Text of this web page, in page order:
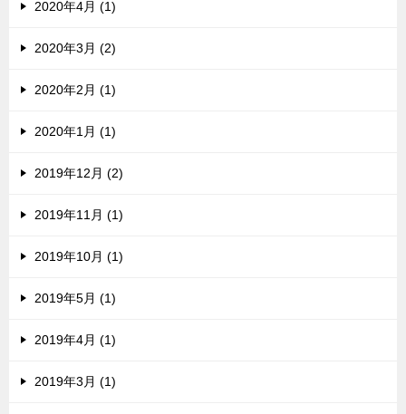
2020年4月 (1)
2020年3月 (2)
2020年2月 (1)
2020年1月 (1)
2019年12月 (2)
2019年11月 (1)
2019年10月 (1)
2019年5月 (1)
2019年4月 (1)
2019年3月 (1)